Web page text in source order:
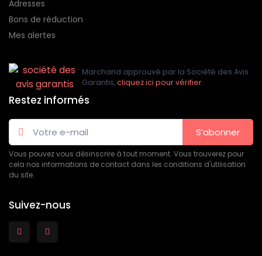
Adresses
Bons de réduction
Mes alertes
Marchand approuvé par la Société des Avis
Garantis,cliquez ici pour vérifier.
Restez informés
S’abonner
Vous pouvez vous désinscrire à tout moment. Vous trouverez pour
cela nos informations de contact dans les conditions d'utilisation
du site.
Suivez-nous